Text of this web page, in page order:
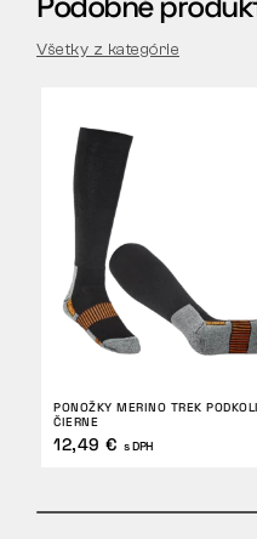
Všetky z kategórie
PONOŽKY MERINO TREK
ČIERNE
12,49 € s DPH